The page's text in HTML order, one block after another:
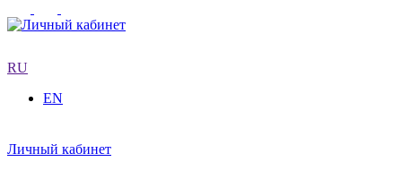
RU
EN
Личный кабинет